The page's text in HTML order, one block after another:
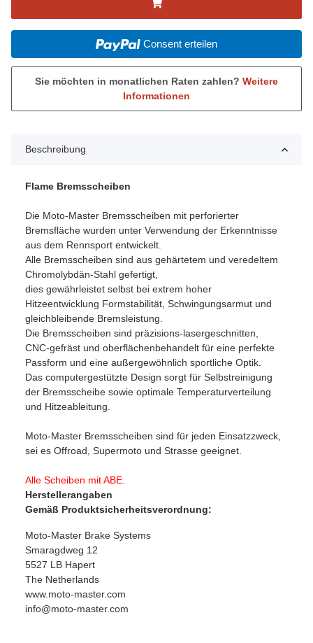
Consent erteilen
Sie möchten in monatlichen Raten zahlen? Weitere
Informationen
Beschreibung
Flame Bremsscheiben
Die Moto-Master Bremsscheiben mit perforierter
Bremsfläche wurden unter Verwendung der Erkenntnisse
aus dem Rennsport entwickelt.
Alle Bremsscheiben sind aus gehärtetem und veredeltem
Chromolybdän-Stahl gefertigt,
dies gewährleistet selbst bei extrem hoher
Hitzeentwicklung Formstabilität, Schwingungsarmut und
gleichbleibende Bremsleistung.
Die Bremsscheiben sind präzisions-lasergeschnitten,
CNC-gefräst und oberflächenbehandelt für eine perfekte
Passform und eine außergewöhnlich sportliche Optik.
Das computergestützte Design sorgt für Selbstreinigung
der Bremsscheibe sowie optimale Temperaturverteilung
und Hitzeableitung.
Moto-Master Bremsscheiben sind für jeden Einsatzzweck,
sei es Offroad, Supermoto und Strasse geeignet.
Alle Scheiben mit ABE.
Herstellerangaben
Gemäß Produktsicherheitsverordnung:
Moto-Master Brake Systems
Smaragdweg 12
5527 LB Hapert
The Netherlands
www.moto-master.com
info@moto-master.com